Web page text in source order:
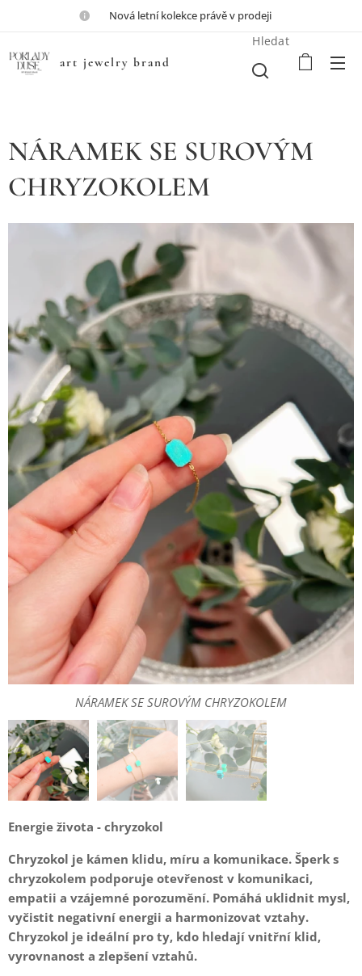
💎Nová letní kolekce právě v prodeji💎
art jewelry brand
Hledat
NÁRAMEK SE SUROVÝM
CHRYZOKOLEM
NÁRAMEK SE SUROVÝM CHRYZOKOLEM
NÁRAMEK SE SUROVÝM CHRYZOKOLEM
Energie života - chryzokol
Chryzokol je kámen klidu, míru a komunikace. Šperk s
chryzokolem podporuje otevřenost v komunikaci,
empatii a vzájemné porozumění. Pomáhá uklidnit mysl,
vyčistit negativní energii a harmonizovat vztahy.
Chryzokol je ideální pro ty, kdo hledají vnitřní klid,
vyrovnanost a zlepšení vztahů.